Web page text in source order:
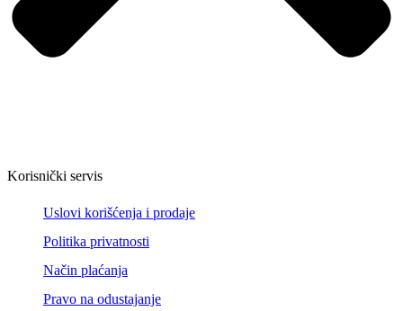
Korisnički servis
Uslovi korišćenja i prodaje
Politika privatnosti
Način plaćanja
Pravo na odustajanje